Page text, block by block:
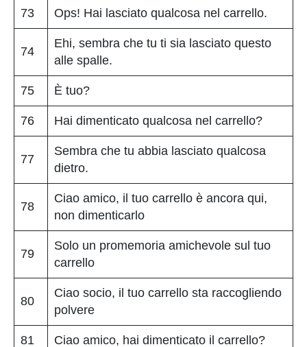
73 Ops! Hai lasciato qualcosa nel carrello.
74
Ehi, sembra che tu ti sia lasciato questo
alle spalle.
75 È tuo?
76 Hai dimenticato qualcosa nel carrello?
77
Sembra che tu abbia lasciato qualcosa
dietro.
78
Ciao amico, il tuo carrello è ancora qui,
non dimenticarlo
79
Solo un promemoria amichevole sul tuo
carrello
80
Ciao socio, il tuo carrello sta raccogliendo
polvere
81 Ciao amico, hai dimenticato il carrello?